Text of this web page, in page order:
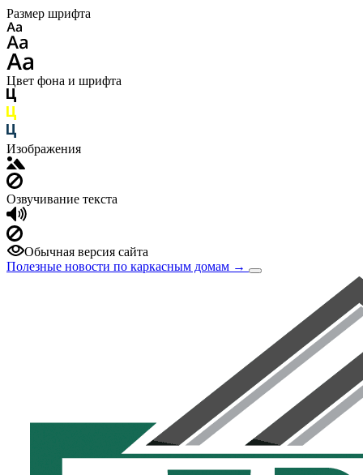
Размер шрифта
Цвет фона и шрифта
Изображения
Озвучивание текста
Обычная версия сайта
Полезные новости по каркасным домам →